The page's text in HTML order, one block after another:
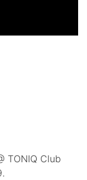
TONIQ Club